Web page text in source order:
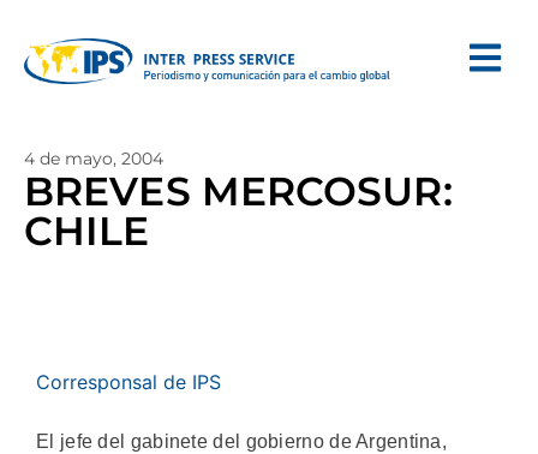
4 de mayo, 2004
BREVES MERCOSUR:
CHILE
Corresponsal de IPS
El jefe del gabinete del gobierno de Argentina,